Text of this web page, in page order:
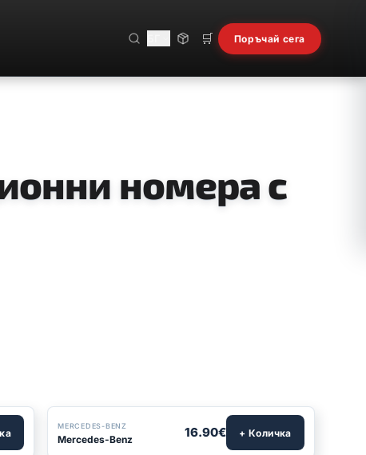
🛒 Поръчай сега
номера с
MERCEDES-BENZ
Mercedes-Benz 16.90€ + Количка